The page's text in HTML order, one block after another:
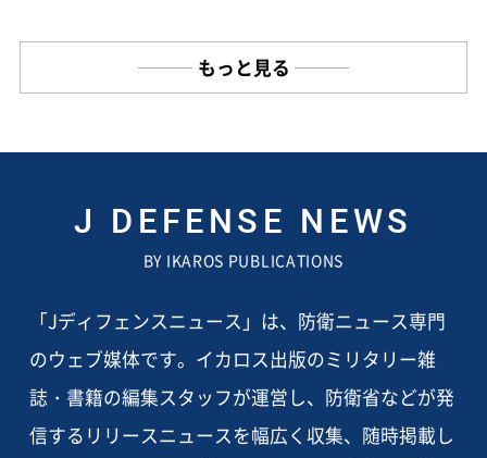
もっと見る
J DEFENSE NEWS
BY IKAROS PUBLICATIONS
「Jディフェンスニュース」は、防衛ニュース専門
のウェブ媒体です。イカロス出版のミリタリー雑
誌・書籍の編集スタッフが運営し、防衛省などが発
信するリリースニュースを幅広く収集、随時掲載し